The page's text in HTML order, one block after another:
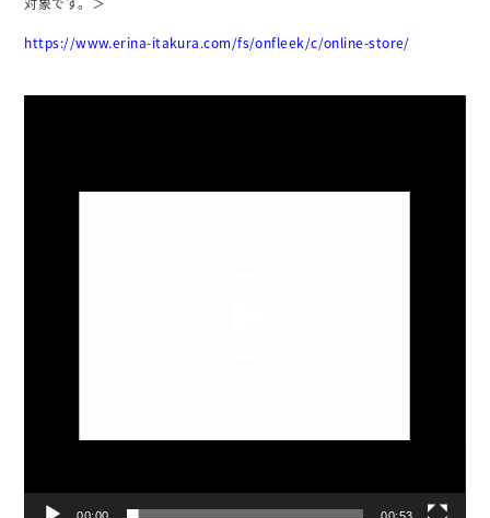
https://www.erina-itakura.com/fs/onfleek/c/online-store/